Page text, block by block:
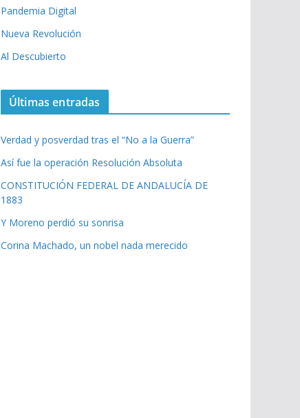
Pandemia Digital
Nueva Revolución
Al Descubierto
Últimas entradas
Verdad y posverdad tras el “No a la Guerra”
Así fue la operación Resolución Absoluta
CONSTITUCIÓN FEDERAL DE ANDALUCÍA DE
1883
Y Moreno perdió su sonrisa
Corina Machado, un nobel nada merecido